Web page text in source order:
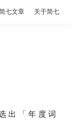
七文章 关于简七
出「年度词